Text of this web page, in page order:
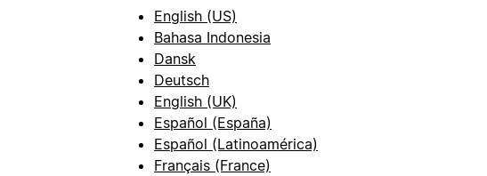
English (US)
Bahasa Indonesia
Dansk
Deutsch
English (UK)
Español (España)
Español (Latinoamérica)
Français (France)